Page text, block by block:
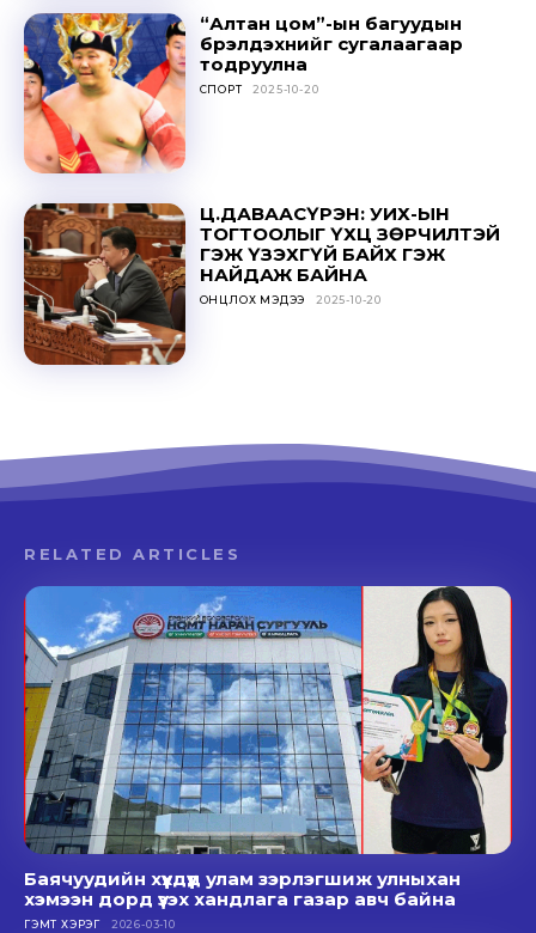
“Алтан цом”-ын багуудын
бүрэлдэхүүнийг сугалаагаар
тодруулна
СПОРТ 2025-10-20
Ц.ДАВААСҮРЭН: УИХ-ЫН
ТОГТООЛЫГ ҮХЦ ЗӨРЧИЛТЭЙ
ГЭЖ ҮЗЭХГҮЙ БАЙХ ГЭЖ
НАЙДАЖ БАЙНА
ОНЦЛОХ МЭДЭЭ 2025-10-20
RELATED ARTICLES
Баячуудийн хүүхдүүд улам зэрлэгшиж улныхан
хэмээн дорд үзэх хандлага газар авч байна
ГЭМТ ХЭРЭГ 2026-03-10